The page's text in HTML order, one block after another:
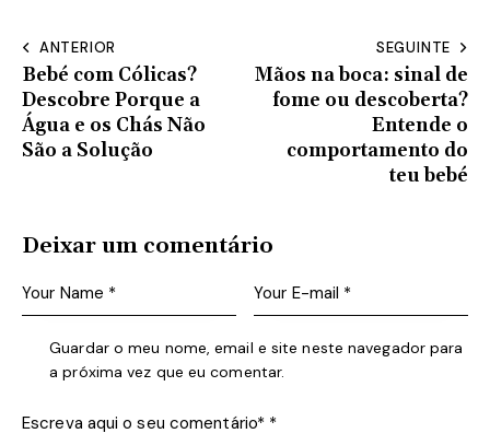
ANTERIOR
Bebé com Cólicas?
Descobre Porque a
Água e os Chás Não
São a Solução
SEGUINTE
Mãos na boca: sinal de
fome ou descoberta?
Entende o
comportamento do
teu bebé
Deixar um comentário
Guardar o meu nome, email e site neste navegador para
a próxima vez que eu comentar.